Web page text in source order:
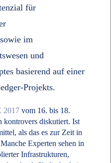
für
im
und
basierend auf einer
Projekts.
2017 vom 16. bis 18.
diskutiert. Ist
als das es zur Zeit in
Experten sehen in
Infrastrukturen,